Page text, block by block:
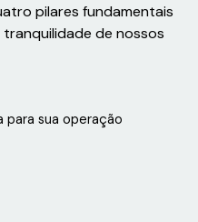
pilares fundamentais
de nossos
para sua operação